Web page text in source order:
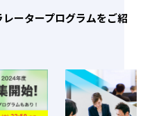
ータープログラムをご紹